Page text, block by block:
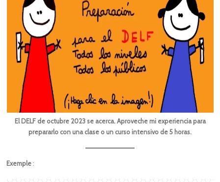
El DELF de octubre 2023 se acerca. Aproveche mi experiencia para
prepararlo con una clase o un curso intensivo de 5 horas.
Exemple: